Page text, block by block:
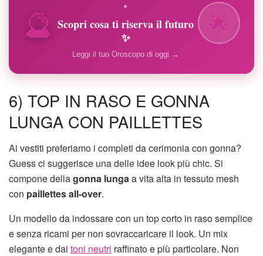
🔮 ✦
Scopri cosa ti riserva il futuro
✨
Leggi il tuo Oroscopo di oggi →
6) TOP IN RASO E GONNA
LUNGA CON PAILLETTES
Ai vestiti preferiamo i completi da cerimonia con gonna?
Guess ci suggerisce una delle idee look più chic. Si
compone dellagonna lunga a vita alta in tessuto mesh
con paillettes all-over.
Un modello da indossare con un top corto in raso semplice
e senza ricami per non sovraccaricare il look. Un mix
elegante e dai toni neutri raffinato e più particolare. Non